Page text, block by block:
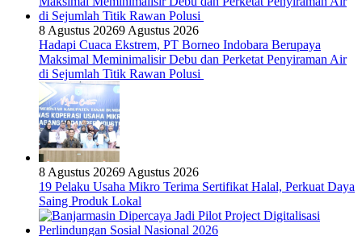
8 Agustus 20269 Agustus 2026
Hadapi Cuaca Ekstrem, PT Borneo Indobara Berupaya
Maksimal Meminimalisir Debu dan Perketat Penyiraman Air
di Sejumlah Titik Rawan Polusi
8 Agustus 20269 Agustus 2026
19 Pelaku Usaha Mikro Terima Sertifikat Halal, Perkuat Daya
Saing Produk Lokal